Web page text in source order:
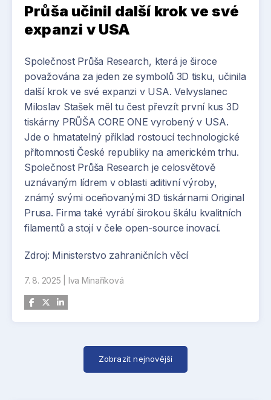
a mnoho dalších průmyslových odvětví. Z České
republiky je letos přihlášeno 16 vystavovatelů.
událostí, která proběhne ve dnech 7.-10. 10. 2025
v areálu BVV. Těšit se můžete na špičkové
technologie, aktuální průmyslové trendy.
Novinkou letošního roku je projekt ROBOTY
2025, jehož součástí bude expozice věnovaná
průmyslové robotice a automatizaci, live
podcasty i MSV Tour po robotice. Chybět
nebudou ani inovace v rámci Digitální továrny 2.0
a zajímavé diskuze na digi stage.
Vstupenky na obě akce můžete zakoupit již nyní
online a to na webových stránkách veletrhů.
Přehled dalších zajímavých akcí a událostí pak
najdete v kalendáři události na Strojirenstvi.cz
Průša učinil další krok ve své
expanzi v USA
Společnost Průša Research, která je široce
považována za jeden ze symbolů 3D tisku, učinila
další krok ve své expanzi v USA. Velvyslanec
Miloslav Stašek měl tu čest převzít první kus 3D
tiskárny PRŮŠA CORE ONE vyrobený v USA.
Jde o hmatatelný příklad rostoucí technologické
přítomnosti České republiky na americkém trhu.
Společnost Průša Research je celosvětově
uznávaným lídrem v oblasti aditivní výroby,
známý svými oceňovanými 3D tiskárnami Original
Prusa. Firma také vyrábí širokou škálu kvalitních
filamentů a stojí v čele open-source inovací.
Zdroj: Ministerstvo zahraničních věcí
7. 8. 2025 Iva Minaříková
Zobrazit nejnovější